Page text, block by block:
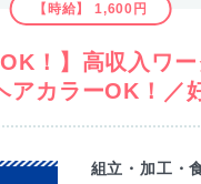
【時給】 1,600円
OK！】高収入ワ
アカラーOK！／
組立・加工・